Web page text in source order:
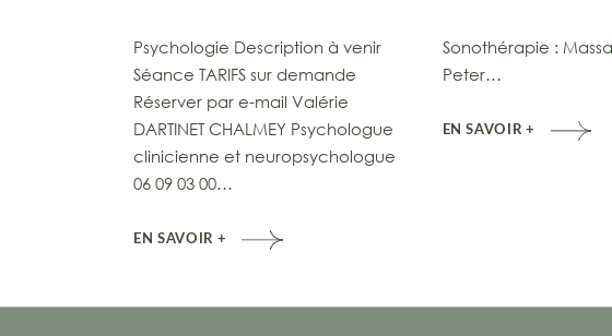
Psychologie Description à venir
Séance TARIFS sur demande
Réserver par e-mail Valérie
DARTINET CHALMEY Psychologue
clinicienne et neuropsychologue
06 09 03 00…
EN SAVOIR +
Sonothérapie :
Peter…
EN SAVOIR +